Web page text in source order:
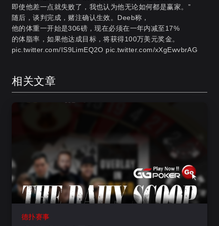
即使他差一点就失败了，我也认为他无论如何都是赢家。”
随后，谈判完成，赌注确认生效。Deeb称，
他的体重一开始是306磅，现在必须在一年内减至17%
的体脂率，如果他达成目标，将获得100万美元奖金。
pic.twitter.com/IS9LimEQ2O pic.twitter.com/xXgEwvbrAG
相关文章
德扑赛事